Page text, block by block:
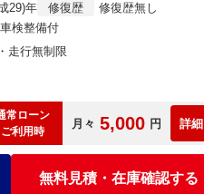
29)年 修復歴
修復歴無し
車検整備付
走行無制限
常ローン
ご利用時
月々 5,000 円 詳細
無料見積・在庫確認する